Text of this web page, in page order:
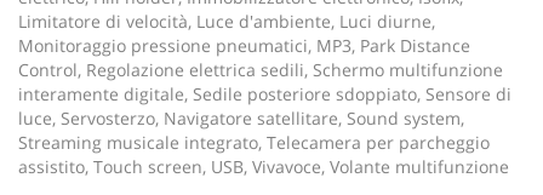
Limitatore di velocità, Luce d'ambiente, Luci diurne,
Monitoraggio pressione pneumatici, MP3, Park Distance
Control, Regolazione elettrica sedili, Schermo multifunzione
interamente digitale, Sedile posteriore sdoppiato, Sensore di
luce, Servosterzo, Navigatore satellitare, Sound system,
Streaming musicale integrato, Telecamera per parcheggio
assistito, Touch screen, USB, Vivavoce, Volante multifunzione